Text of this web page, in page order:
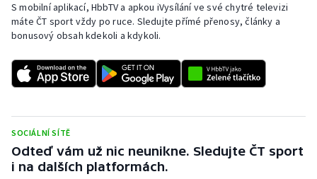
Rychlostní kanoistika
Sportovní střelba
Stolní tenis
Triatlon
S mobilní aplikací, HbbTV a apkou iVysílání ve své chytré televizi
máte ČT sport vždy po ruce. Sledujte přímé přenosy, články a
bonusový obsah kdekoli a kdykoli.
SOCIÁLNÍ SÍTĚ
Odteď vám už nic neunikne. Sledujte ČT sport
i na dalších platformách.